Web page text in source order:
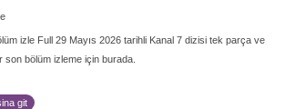
izle Full 29 Mayıs 2026 tarihli Kanal 7 dizisi tek parça ve
son bölüm izleme için burada.
git